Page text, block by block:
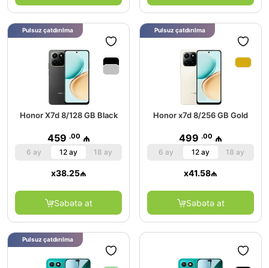
Honor X7d 8/128 GB Black
459 .00 ₼
6 ay 12 ay 18 ay
x38.25₼
Səbətə at
Pulsuz çatdırılma
Honor x7d 8/256 GB Gold
499 .00 ₼
6 ay 12 ay 18 ay
x41.58₼
Səbətə at
Pulsuz çatdırılma
Pulsuz çatdırılma